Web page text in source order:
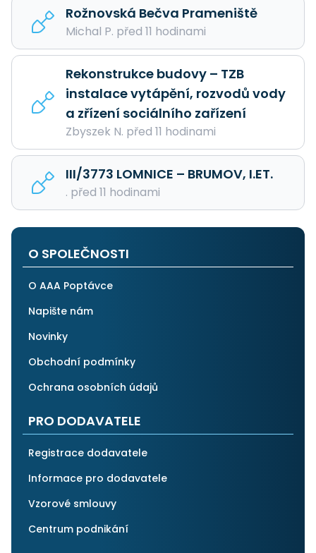
Rožnovská Bečva Prameniště
Michal P. před 11 hodinami
Rekonstrukce budovy – TZB
instalace vytápění, rozvodů vody
a zřízení sociálního zařízení
Zbyszek N. před 11 hodinami
III/3773 LOMNICE – BRUMOV, I.ET.
. před 11 hodinami
O SPOLEČNOSTI
O AAA Poptávce
Napište nám
Novinky
Obchodní podmínky
Ochrana osobních údajů
PRO DODAVATELE
Registrace dodavatele
Informace pro dodavatele
Vzorové smlouvy
Centrum podnikání